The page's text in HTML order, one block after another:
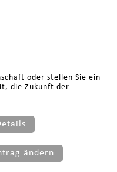
oder stellen Sie ein
die Zukunft der
ändern